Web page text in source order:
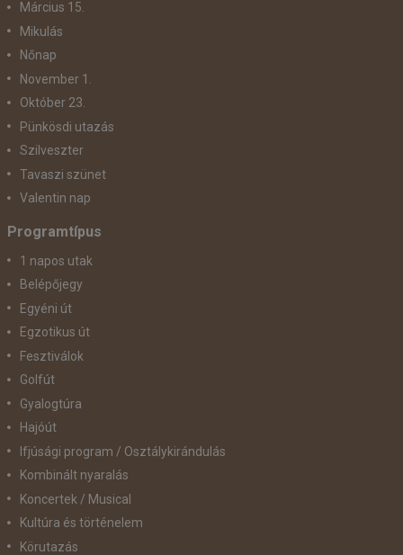
Március 15.
Mikulás
Nőnap
November 1.
Október 23.
Pünkösdi utazás
Szilveszter
Tavaszi szünet
Valentin nap
Programtípus
1 napos utak
Belépőjegy
Egyéni út
Egzotikus út
Fesztiválok
Golfút
Gyalogtúra
Hajóút
Ifjúsági program / Osztálykirándulás
Kombinált nyaralás
Koncertek / Musical
Kultúra és történelem
Körutazás